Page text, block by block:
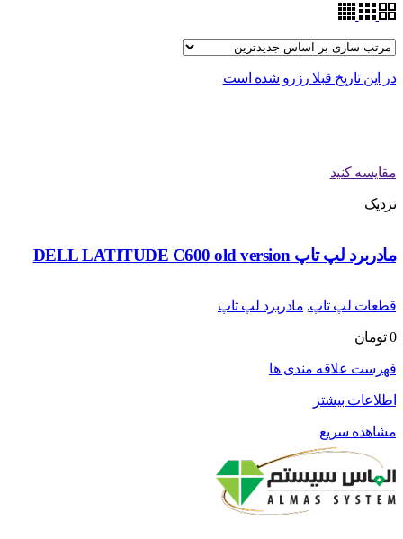
در این تاریخ قبلا رزرو شده است
مقایسه کنید
نزدیک
مادربرد لپ تاپ DELL LATITUDE C600 old version
قطعات لپ تاپ, مادربرد لپ تاپ
0 تومان
فهرست علاقه مندی ها
اطلاعات بیشتر
مشاهده سریع